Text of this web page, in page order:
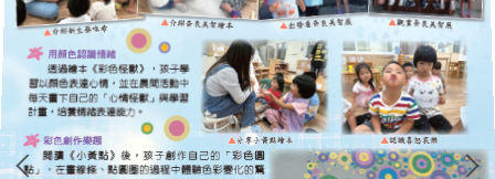
成果專區
英語日活動專區
校外人士協助教學專區
濂洞國小70週年校慶